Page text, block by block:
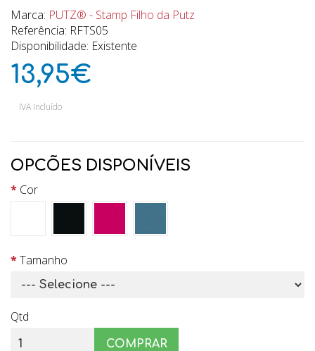
Marca: PUTZ® - Stamp Filho da Putz
Referência: RFTS05
Disponibilidade: Existente
13,95€
IVA Incluído
OPCÕES DISPONÍVEIS
Cor
Tamanho
Qtd
COMPRAR